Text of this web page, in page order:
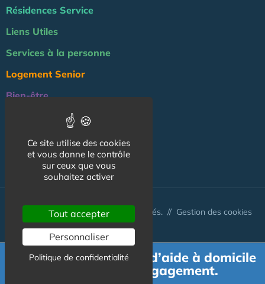
Résidences Service
Liens Utiles
Services à la personne
Logement Senior
Bien-être
Emploi & formation
Professionnels
NOS AUTRES SITES :
© Australis 2026 - Tous droits réservés. // Gestion des cookies
Demande de devis d’aide à domicile
gratuit et sans engagement.
Ce site utilise des cookies
et vous donne le contrôle
sur ceux que vous
souhaitez activer
Tout accepter
Personnaliser
Politique de confidentialité